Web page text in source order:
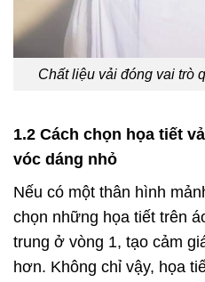
Chất liệu vải đóng vai trò
1.2 Cách chọn họa tiết
vóc dáng nhỏ
Nếu có một thân hình
chọn những họa tiết trên
trung ở vòng 1, tạo cảm
hơn. Không chỉ vậy, họa